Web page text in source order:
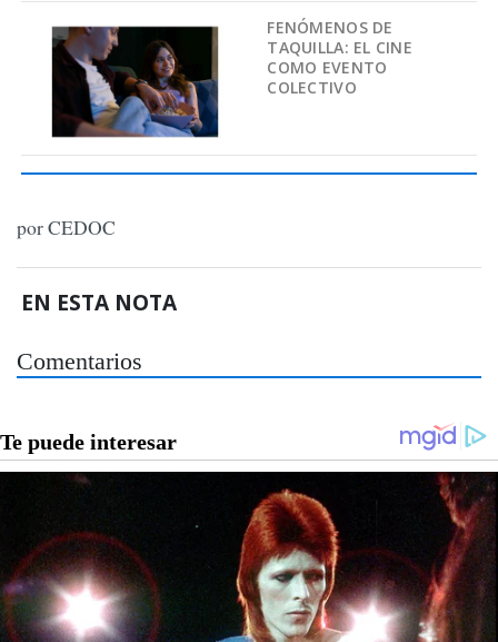
FENÓMENOS DE
TAQUILLA: EL CINE
COMO EVENTO
COLECTIVO
por CEDOC
EN ESTA NOTA
Comentarios